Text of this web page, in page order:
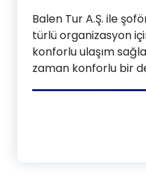
Balen Tur A.Ş. ile
türlü organizasyon
konforlu ulaşım
zaman konforlu bir